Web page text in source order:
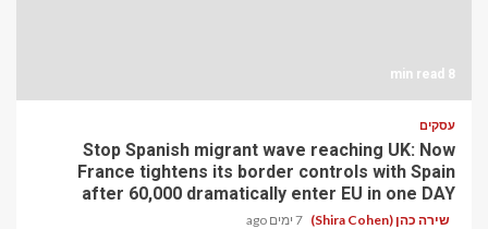
8 min read
עסקים
Stop Spanish migrant wave reaching UK: Now
France tightens its border controls with Spain
after 60,000 dramatically enter EU in one DAY
שירה כהן (Shira Cohen) 7 ימים ago